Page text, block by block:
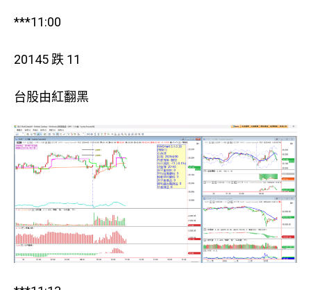
***11:00
20145 跌 11
台股由紅翻黑